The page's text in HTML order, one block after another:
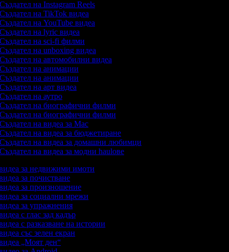
на Instagram Reels
на TikTok видеа
на YouTube видеа
на lyric видеа
на sci-fi филми
на unboxing видеа
на автомобилни видеа
на анимации
на анимации
на арт видеа
на аутро
на биографични филми
на биографични филми
на видеа за Mac
на видеа за бюджетиране
на видеа за домашни любимци
на видеа за модни haulове
видеа за недвижими имоти
за почистване
за произношение
за социални мрежи
за упражнения
с глас зад кадър
с разказване на истории
със зелен екран
„Моят ден“